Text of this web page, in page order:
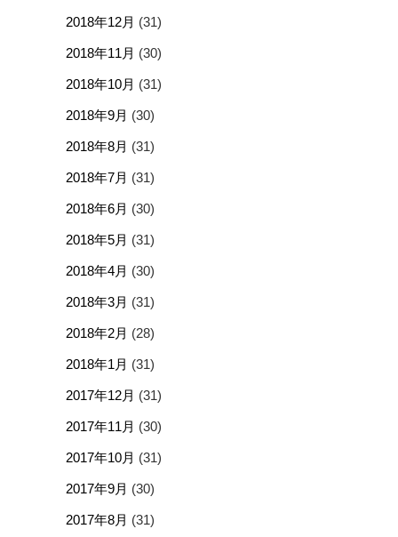
2018年12月 (31)
2018年11月 (30)
2018年10月 (31)
2018年9月 (30)
2018年8月 (31)
2018年7月 (31)
2018年6月 (30)
2018年5月 (31)
2018年4月 (30)
2018年3月 (31)
2018年2月 (28)
2018年1月 (31)
2017年12月 (31)
2017年11月 (30)
2017年10月 (31)
2017年9月 (30)
2017年8月 (31)